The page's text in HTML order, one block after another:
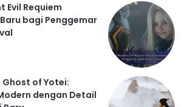
Evil Requiem
bagi Penggemar
of Yotei:
dengan Detail